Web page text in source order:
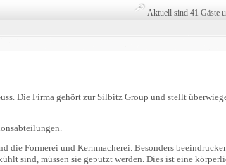
Aktuell sind 41 Gäste
Die Firma gehört zur Silbitz Group und stellt
die Formerei und Kernmacherei. Besonders
sind, müssen sie geputzt werden. Dies ist eine